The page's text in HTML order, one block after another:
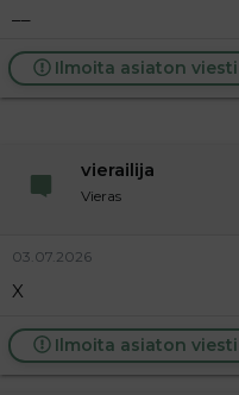
Ilmoita asiaton viesti
vierailija
Vieras
03.07.2026
X
Ilmoita asiaton viesti